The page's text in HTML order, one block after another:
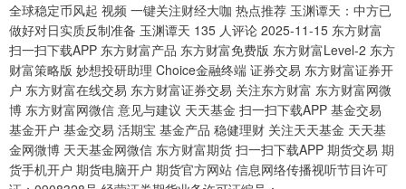
全球稳定币风起 视频 一键关注财经大咖 热点推荐 玉渊谭天：中方已
做好对日实质反制准备 玉渊谭天 135 人评论 2025-11-15 东方财富
扫一扫下载APP 东方财富产品 东方财富免费版 东方财富Level-2 东方
财富策略版 妙想投研助理 Choice金融终端 证券交易 东方财富证券开
户 东方财富在线交易 东方财富证券交易 关注东方财富 东方财富网微
博 东方财富网微信 意见与建议 天天基金 扫一扫下载APP 基金交易
基金开户 基金交易 活期宝 基金产品 稳健理财 关注天天基金 天天基
金网微博 天天基金网微信 东方财富期货 扫一扫下载APP 期货交易 期
货手机开户 期货电脑开户 期货官方网站 信息网络传播视听节目许可